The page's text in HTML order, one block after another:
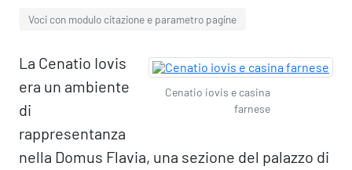
Voci con modulo citazione e parametro pagine
Cenatio iovis e casina
farnese
La Cenatio Iovis
era un ambiente
di
rappresentanza
nella Domus Flavia, una sezione del palazzo di